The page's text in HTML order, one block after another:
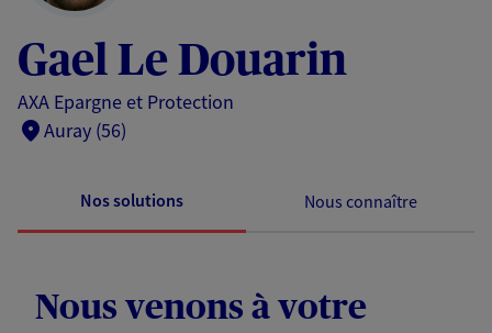
Gael Le Douarin
AXA Epargne et Protection
Auray (56)
Nos solutions Nous connaître
Nous venons à votre